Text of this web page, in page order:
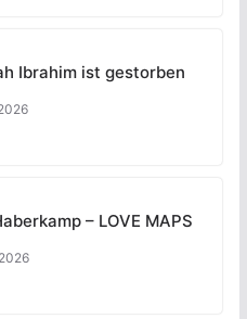
Ibrahim ist gestorben
– LOVE MAPS